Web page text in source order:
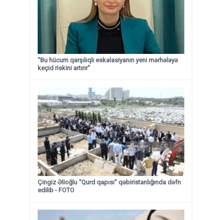
“Bu hücum qarşılıqlı eskalasiyanın yeni mərhələyə
keçid riskini artırır”
Çingiz Əlioğlu “Qurd qapısı” qəbiristanlığında dəfn
edilib - FOTO